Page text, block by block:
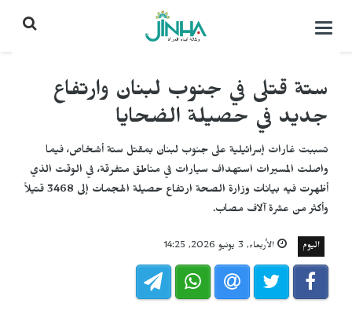
التحكم
ستة قتلى في جنوب لبنان وارتفاع
جديد في حصيلة الضحايا
تسببت غارات إسرائيلية على جنوب لبنان بمقتل ستة أشخاص، فيما
واصلت المسيرات استهداف سيارات في مناطق متفرقة، في الوقت الذي
أظهرت فيه بيانات وزارة الصحة ارتفاع حصيلة الهجمات إلى 3468 قتيلاً
وأكثر من عشرة آلاف مصاب.
اليوم الأربعاء, 3 يونيو 2026, 14:25